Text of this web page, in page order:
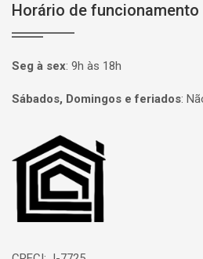
Horário de funcionamento
Seg à sex: 9h às 18h
Sábados, Domingos e feriados:
Página inicial